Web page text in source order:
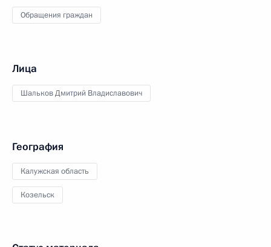
Обращения граждан
Лица
Шальков Дмитрий Владиславович
География
Калужская область
Козельск